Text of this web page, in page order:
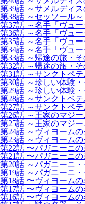
第39話 ～サメルディ
第38話 ～セッソール～
第37話 ～名手「ヴュ
第36話 ～名手「ヴュ
第35話 ～名手「ヴュ
第34話 ～名手「ヴュ
第33話 ～帰途の旅・そ
第32話 ～帰途の旅・そ
第31話 ～サンクトペ
第30話 ～珍しい体験・
第29話 ～珍しい体験・
第28話 ～サンクトペ
第27話 ～サンクトペ
第26話 ～王家のマジー
第25話 ～王家のマジー
第24話 ～ヴィヨーム
第23話 ～ヴィヨーム
第22話 〜パガニーニ
第21話 〜パガニーニ
第20話 ～パガニーニ・
第19話 ～パガニーニ・
第18話 〜ヴィヨーム
第17話 〜ヴィヨーム
第16話 〜ヴィヨーム